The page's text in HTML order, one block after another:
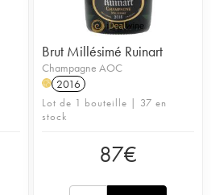
Brut Millésimé Ruinart
Champagne AOC
H 2016
Lot de 1 bouteille | 37 en
stock
87€